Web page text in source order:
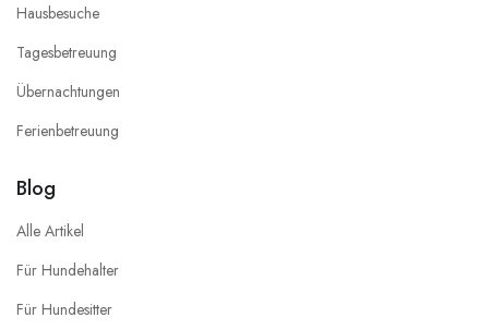
Hausbesuche
Tagesbetreuung
Übernachtungen
Ferienbetreuung
Blog
Alle Artikel
Für Hundehalter
Für Hundesitter